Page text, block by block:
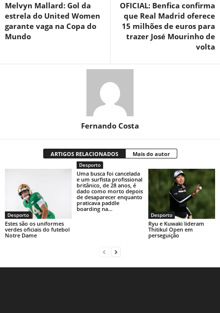
Melvyn Mallard: Gol da
estrela do United Women
garante vaga na Copa do
Mundo
OFICIAL: Benfica confirma
que Real Madrid oferece
15 milhões de euros para
trazer José Mourinho de
volta
Fernando Costa
ARTIGOS RELACIONADOS Mais do autor
Desporto
Estes são os uniformes
verdes oficiais do futebol
Notre Dame
Desporto
Uma busca foi cancelada
e um surfista profissional
britânico, de 28 anos, é
dado como morto depois
de desaparecer enquanto
praticava paddle
boarding na...
Desporto
Ryu e Kuwaki lideram
Thitikul Open em
perseguição